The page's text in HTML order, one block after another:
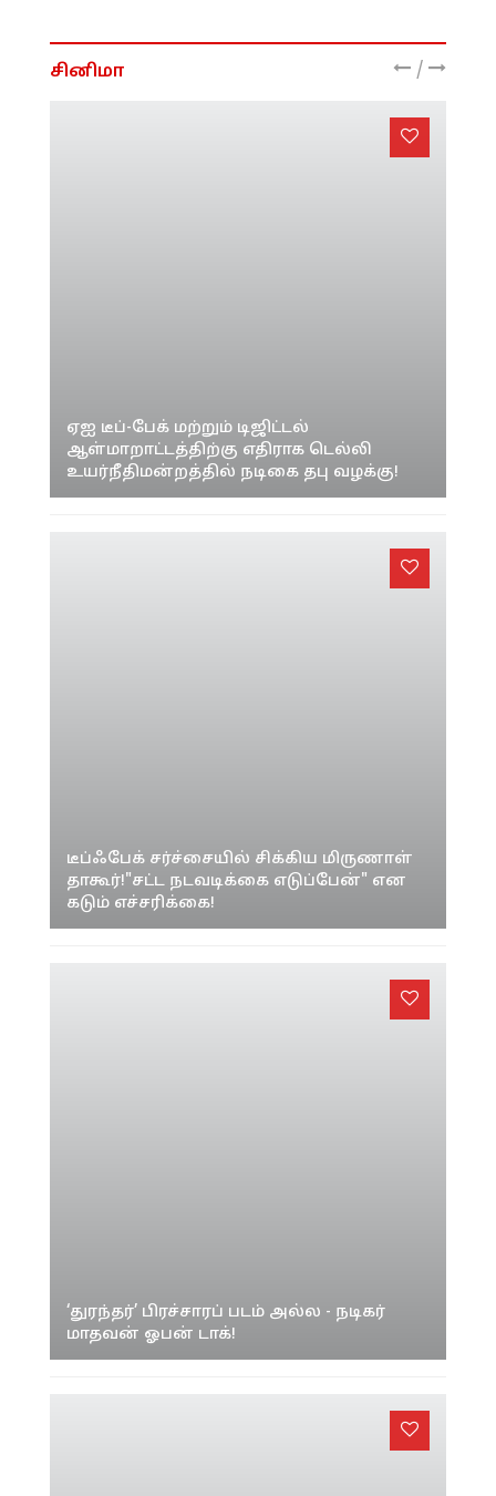
சினிமா /
ஏஐ டீப்-பேக் மற்றும் டிஜிட்டல்
ஆள்மாறாட்டத்திற்கு எதிராக டெல்லி
உயர்நீதிமன்றத்தில் நடிகை தபு வழக்கு!
டீப்ஃபேக் சர்ச்சையில் சிக்கிய மிருணாள்
தாகூர்!"சட்ட நடவடிக்கை எடுப்பேன்" என
கடும் எச்சரிக்கை!
‘துரந்தர்’ பிரச்சாரப் படம் அல்ல - நடிகர்
மாதவன் ஓபன் டாக்!